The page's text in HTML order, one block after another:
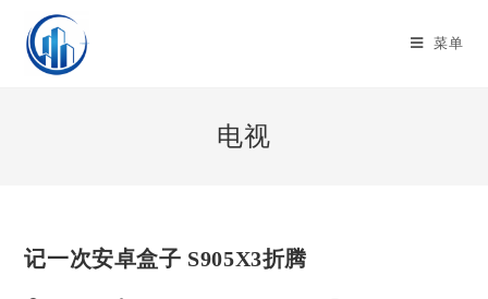
content
菜单
电视
记一次安卓盒子 S905X3折腾